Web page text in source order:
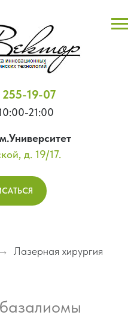
19-07
21:00
д. 19/17.
→ Лазерная хирургия